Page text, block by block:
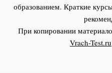
образованием. Краткие
При копировании
Vrach-Test.ru